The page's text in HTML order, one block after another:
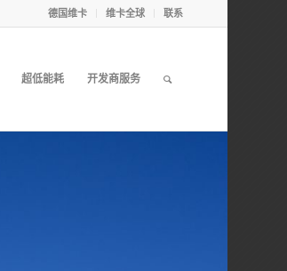
德国维卡 维卡全球 联系
超低能耗 开发商服务